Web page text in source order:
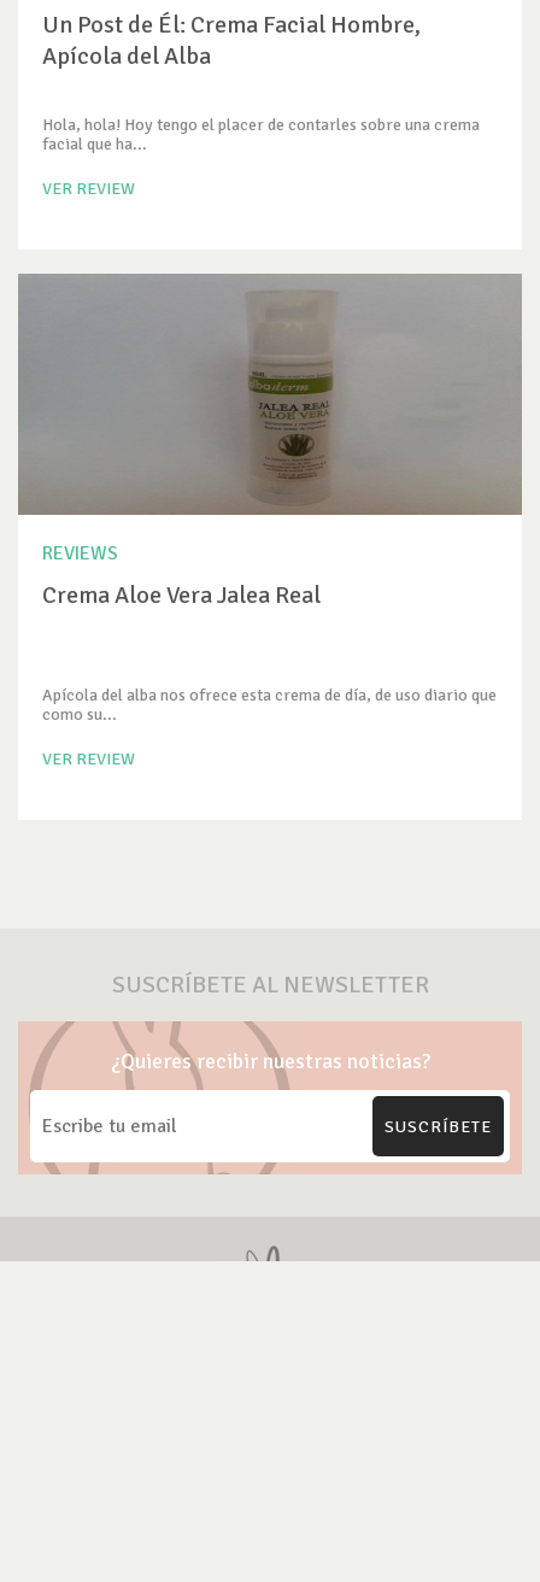
Un Post de Él: Crema Facial Hombre,
Apícola del Alba
Hola, hola! Hoy tengo el placer de contarles sobre una crema
facial que ha...
VER REVIEW
REVIEWS
Crema Aloe Vera Jalea Real
Apícola del alba nos ofrece esta crema de día, de uso diario que
como su...
VER REVIEW
SUSCRÍBETE AL NEWSLETTER
¿Quieres recibir nuestras noticias?
SUSCRÍBETE